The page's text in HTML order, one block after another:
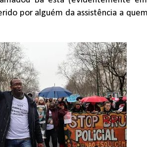
por alguém da assistência a